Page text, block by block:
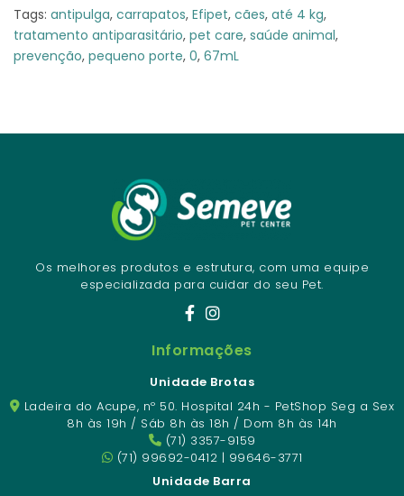
Tags: antipulga, carrapatos, Efipet, cães, até 4 kg,
tratamento antiparasitário, pet care, saúde animal,
prevenção, pequeno porte, 0, 67mL
Os melhores produtos e estrutura, com uma equipe
especializada para cuidar do seu Pet.
Informações
Unidade Brotas
Ladeira do Acupe, nº 50. Hospital 24h - PetShop Seg a Sex
8h às 19h / Sáb 8h às 18h / Dom 8h às 14h
(71) 3357-9159
(71) 99692-0412 | 99646-3771
Unidade Barra